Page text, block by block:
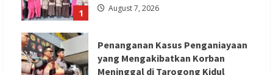
1 August 7, 2026
Penanganan Kasus Penganiayaan
yang Mengakibatkan Korban
Meninggal di Tarogong Kidul